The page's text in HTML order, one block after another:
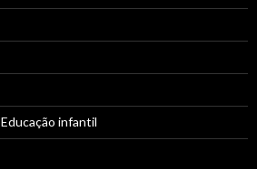
infantil